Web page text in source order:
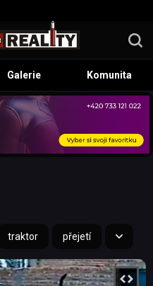
Galerie Komunita
traktor přejetí